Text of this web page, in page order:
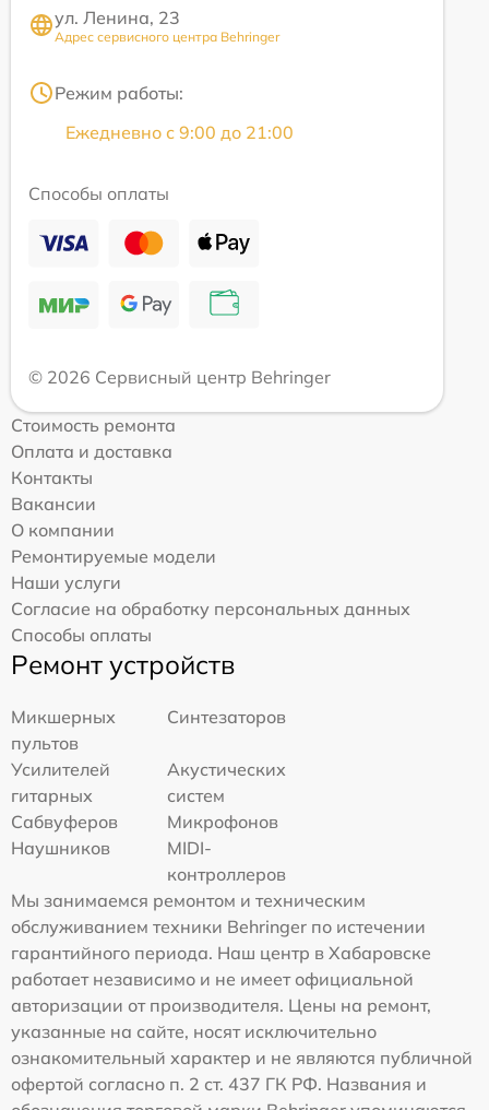
ул. Ленина, 23
Адрес сервисного центра Behringer
Режим работы:
Ежедневно с 9:00 до 21:00
Способы оплаты
© 2026 Сервисный центр Behringer
Стоимость ремонта
Оплата и доставка
Контакты
Вакансии
О компании
Ремонтируемые модели
Наши услуги
Согласие на обработку персональных данных
Способы оплаты
Ремонт устройств
Микшерных
пультов
Синтезаторов
Усилителей
гитарных
Акустических
систем
Сабвуферов
Микрофонов
Наушников
MIDI-
контроллеров
Мы занимаемся ремонтом и техническим
обслуживанием техники Behringer по истечении
гарантийного периода. Наш центр в Хабаровске
работает независимо и не имеет официальной
авторизации от производителя. Цены на ремонт,
указанные на сайте, носят исключительно
ознакомительный характер и не являются публичной
офертой согласно п. 2 ст. 437 ГК РФ. Названия и